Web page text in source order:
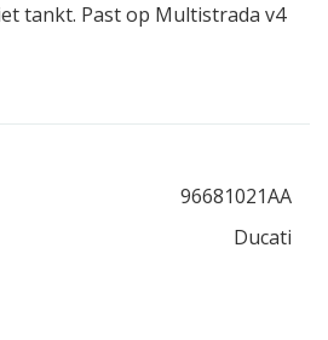
tankt. Past op Multistrada v4
96681021AA
Ducati